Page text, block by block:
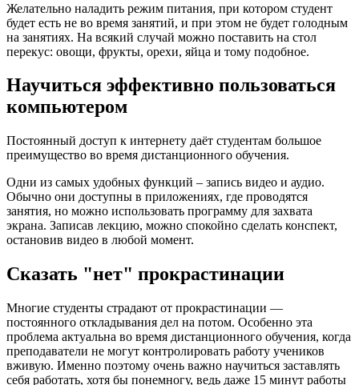
Желательно наладить режим питания, при котором студент
будет есть не во время занятий, и при этом не будет голодным
на занятиях. На всякий случай можно поставить на стол
перекус: овощи, фрукты, орехи, яйца и тому подобное.
Научиться эффективно пользоваться
компьютером
Постоянный доступ к интернету даёт студентам большое
преимущество во время дистанционного обучения.
Одни из самых удобных функций – запись видео и аудио.
Обычно они доступны в приложениях, где проводятся
занятия, но можно использовать программу для захвата
экрана. Записав лекцию, можно спокойно сделать конспект,
остановив видео в любой момент.
Сказать "нет" прокрастинации
Многие студенты страдают от прокрастинации —
постоянного откладывания дел на потом. Особенно эта
проблема актуальна во время дистанционного обучения, когда
преподаватели не могут контролировать работу учеников
вживую. Именно поэтому очень важно научиться заставлять
себя работать, хотя бы понемногу, ведь даже 15 минут работы